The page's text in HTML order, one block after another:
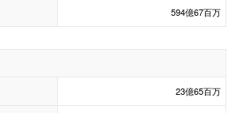
594億67百万
23億65百万